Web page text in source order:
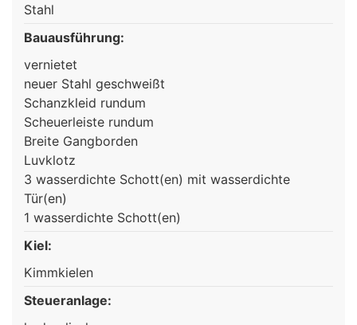
Stahl
Bauausführung:
vernietet
neuer Stahl geschweißt
Schanzkleid rundum
Scheuerleiste rundum
Breite Gangborden
Luvklotz
3 wasserdichte Schott(en) mit wasserdichte
Tür(en)
1 wasserdichte Schott(en)
Kiel:
Kimmkielen
Steueranlage: